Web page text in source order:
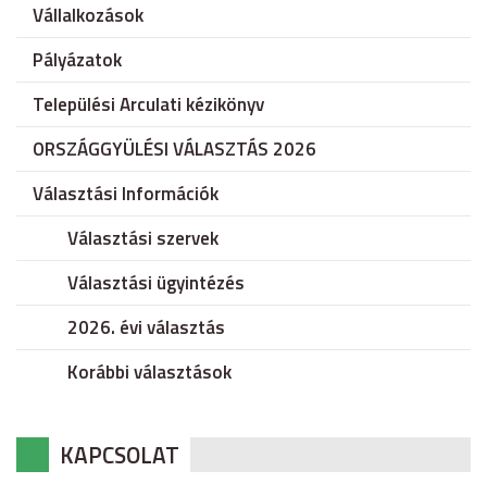
Vállalkozások
Pályázatok
Települési Arculati kézikönyv
ORSZÁGGYÜLÉSI VÁLASZTÁS 2026
Választási Információk
Választási szervek
Választási ügyintézés
2026. évi választás
Korábbi választások
KAPCSOLAT